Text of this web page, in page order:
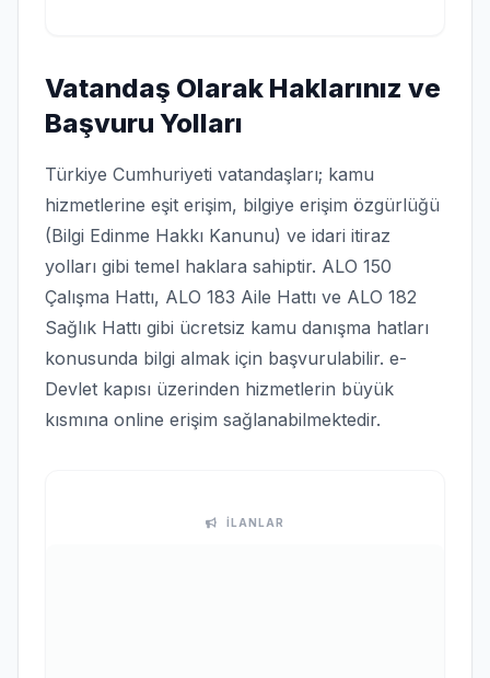
Vatandaş Olarak Haklarınız ve
Başvuru Yolları
Türkiye Cumhuriyeti vatandaşları; kamu
hizmetlerine eşit erişim, bilgiye erişim özgürlüğü
(Bilgi Edinme Hakkı Kanunu) ve idari itiraz
yolları gibi temel haklara sahiptir. ALO 150
Çalışma Hattı, ALO 183 Aile Hattı ve ALO 182
Sağlık Hattı gibi ücretsiz kamu danışma hatları
konusunda bilgi almak için başvurulabilir. e-
Devlet kapısı üzerinden hizmetlerin büyük
kısmına online erişim sağlanabilmektedir.
İLANLAR